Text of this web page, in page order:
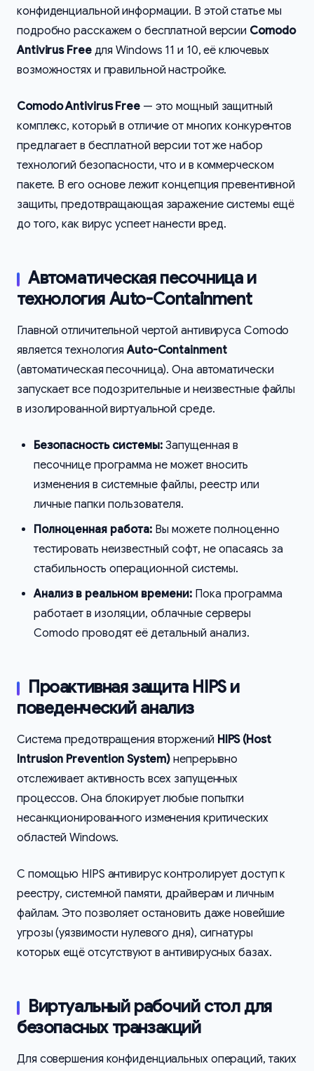
конфиденциальной информации. В этой статье мы
подробно расскажем о бесплатной версии Comodo
Antivirus Freeдля Windows 11 и 10, её ключевых
возможностях и правильной настройке.
Comodo Antivirus Free— это мощный защитный
комплекс, который в отличие от многих конкурентов
предлагает в бесплатной версии тот же набор
технологий безопасности, что и в коммерческом
пакете. В его основе лежит концепция превентивной
защиты, предотвращающая заражение системы ещё
до того, как вирус успеет нанести вред.
Автоматическая песочница и
технология Auto-Containment
Главной отличительной чертой антивируса Comodo
является технологияAuto-Containment
(автоматическая песочница). Она автоматически
запускает все подозрительные и неизвестные файлы
в изолированной виртуальной среде.
Безопасность системы: Запущенная в
песочнице программа не может вносить
изменения в системные файлы, реестр или
личные папки пользователя.
Полноценная работа: Вы можете полноценно
тестировать неизвестный софт, не опасаясь за
стабильность операционной системы.
Анализ в реальном времени: Пока программа
работает в изоляции, облачные серверы
Comodo проводят её детальный анализ.
Проактивная защита HIPS и
поведенческий анализ
Система предотвращения вторжений HIPS (Host
Intrusion Prevention System) непрерывно
отслеживает активность всех запущенных
процессов. Она блокирует любые попытки
несанкционированного изменения критических
областей Windows.
С помощью HIPS антивирус контролирует доступ к
реестру, системной памяти, драйверам и личным
файлам. Это позволяет остановить даже новейшие
угрозы (уязвимости нулевого дня), сигнатуры
которых ещё отсутствуют в антивирусных базах.
Виртуальный рабочий стол для
безопасных транзакций
Для совершения конфиденциальных операций, таких